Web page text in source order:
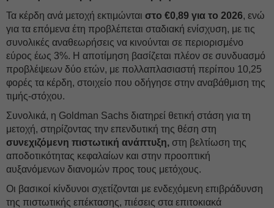
Τα κέρδη ανά μετοχή εκτιμώνται στο €0,89 για το 2026, ενώ
για τα επόμενα έτη προβλέπεται σταδιακή ενίσχυση, με τις
συνολικές αναθεωρήσεις να κινούνται σε περιορισμένο
εύρος έως 3%. Η αποτίμηση βασίζεται πλέον σε συνδυασμό
προβλέψεων δύο ετών, με πολλαπλασιαστή περίπου 10,25
φορές τα κέρδη, στοιχείο που οδήγησε στην αναβάθμιση της
τιμής-στόχου.
Συνολικά, η Goldman Sachs διατηρεί θετική στάση για τη
μετοχή, στηρίζοντας την επενδυτική της θέση στη
συνεχιζόμενη πιστωτική ανάπτυξη, στη βελτίωση της
αποδοτικότητας κεφαλαίων και στην προοπτική
αυξανόμενων διανομών προς τους μετόχους.
Οι βασικοί κίνδυνοι σχετίζονται με ενδεχόμενη επιβράδυνση
της πιστωτικής επέκτασης, πιέσεις στα επιτοκιακά